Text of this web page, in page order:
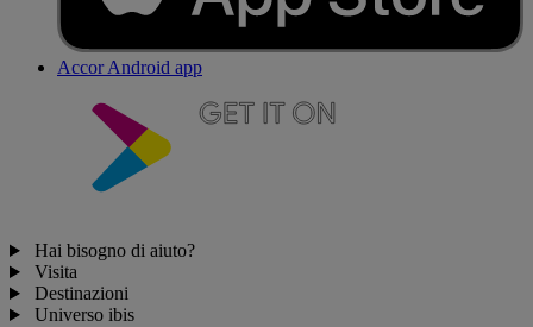
Accor Android app
Hai bisogno di aiuto?
Visita
Destinazioni
Universo ibis